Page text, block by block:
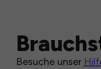
Besuche unser